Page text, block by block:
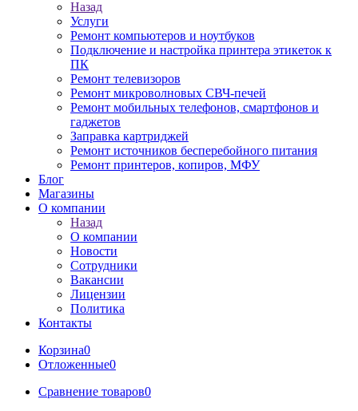
Назад
Услуги
Ремонт компьютеров и ноутбуков
Подключение и настройка принтера этикеток к
ПК
Ремонт телевизоров
Ремонт микроволновых СВЧ-печей
Ремонт мобильных телефонов, смартфонов и
гаджетов
Заправка картриджей
Ремонт источников бесперебойного питания
Ремонт принтеров, копиров, МФУ
Блог
Магазины
О компании
Назад
О компании
Новости
Сотрудники
Вакансии
Лицензии
Политика
Контакты
Корзина0
Отложенные0
Сравнение товаров0